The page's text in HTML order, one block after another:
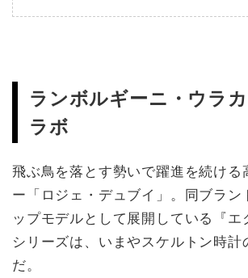
ランボルギーニ・ウラ
ラボ
飛ぶ鳥を落とす勢いで躍進を続ける
ー「ロジェ・デュブイ」。同ブラン
ップモデルとして展開している『エ
シリーズは、いまやスケルトン時計
だ。